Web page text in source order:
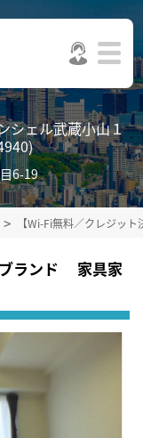
シェル武蔵小山１
6-19
【Wi-Fi無料／クレジッ
ブランド 家具家